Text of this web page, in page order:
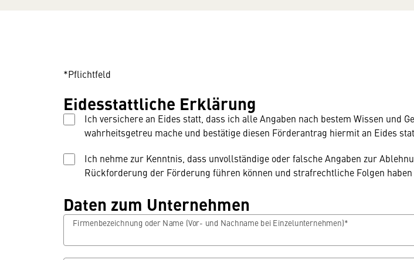
*Pflichtfeld
Eidesstattliche Erklärung
Ich versichere an Eides statt, dass ich alle Angaben nach bestem Wissen und
wahrheitsgetreu mache und bestätige diesen Förderantrag hiermit an Eides
Ich nehme zur Kenntnis, dass unvollständige oder falsche Angaben zur
Rückforderung der Förderung führen können und strafrechtliche Folgen
Daten zum Unternehmen
Firmenbezeichnung oder Name (Vor- und Nachname bei Einzelunternehmen)*